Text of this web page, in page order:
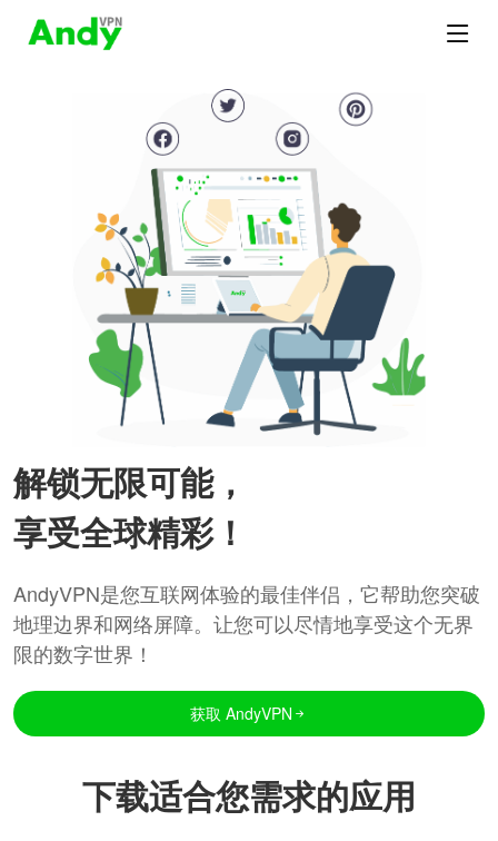
解锁无限可能，
享受全球精彩！
AndyVPN是您互联网体验的最佳伴侣，它帮助您突破
地理边界和网络屏障。让您可以尽情地享受这个无界
限的数字世界！
获取 AndyVPN
下载适合您需求的应用